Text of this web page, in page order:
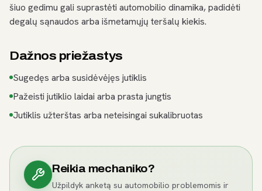
šiuo gedimu gali suprastėti automobilio dinamika, padidėti
degalų sąnaudos arba išmetamųjų teršalų kiekis.
Dažnos priežastys
Sugedęs arba susidėvėjęs jutiklis
Pažeisti jutiklio laidai arba prasta jungtis
Jutiklis užterštas arba neteisingai sukalibruotas
Reikia mechaniko?
Užpildyk anketą su automobilio problemomis ir